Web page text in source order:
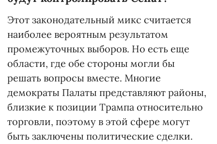
Этот законодательный микс считается
наиболее вероятным результатом
промежуточных выборов. Но есть еще
области, где обе стороны могли бы
решать вопросы вместе. Многие
демократы Палаты представляют районы,
близкие к позиции Трампа относительно
торговли, поэтому в этой сфере могут
быть заключены политические сделки.